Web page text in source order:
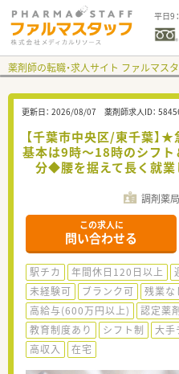
平日9
薬剤師の転職・求人サイト ファルマス
更新日： 2026/08/07 薬剤師求人ID：
【千葉市中央区/東千葉
基本は9時～18時のシフ
分◆腰を据えて長く就業
調剤薬局
この求人に
問い合わせる
駅チカ 年間休日120日以上
未経験可
ブランク可 残業な
高給与(600万円以上)
認定薬
教育制度あり
シフト制 大手
高収入
在宅